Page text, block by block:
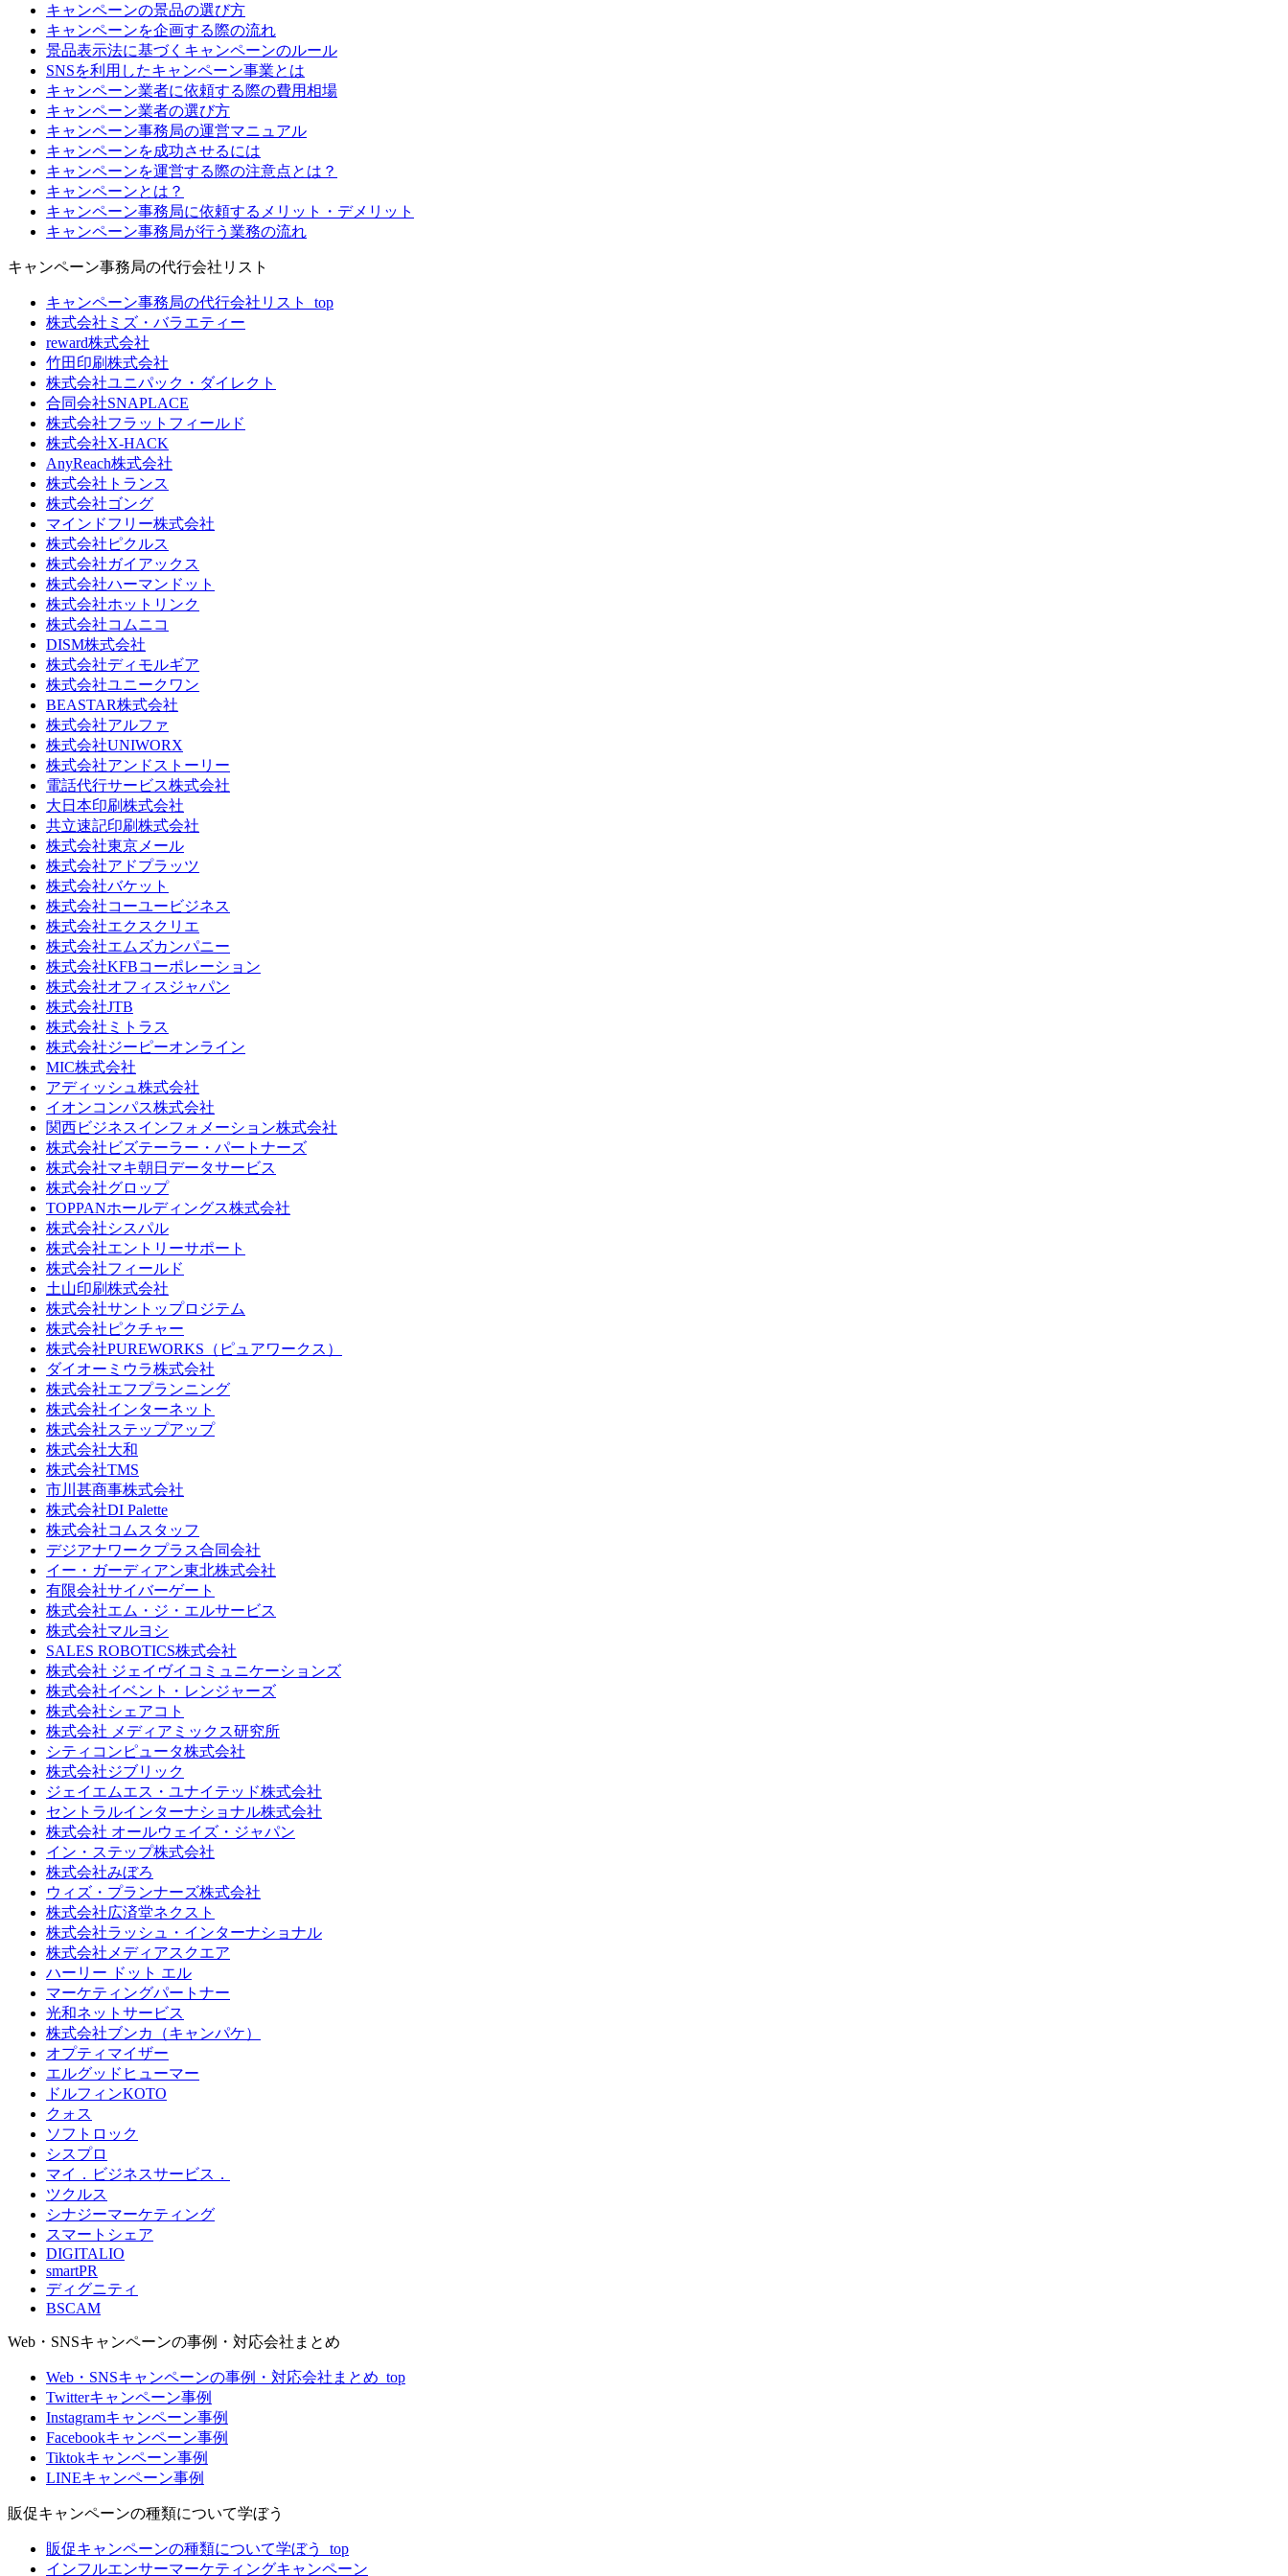
キャンペーンの景品の選び方
キャンペーンを企画する際の流れ
景品表示法に基づくキャンペーンのルール
SNSを利用したキャンペーン事業とは
キャンペーン業者に依頼する際の費用相場
キャンペーン業者の選び方
キャンペーン事務局の運営マニュアル
キャンペーンを成功させるには
キャンペーンを運営する際の注意点とは？
キャンペーンとは？
キャンペーン事務局に依頼するメリット・デメリット
キャンペーン事務局が行う業務の流れ
キャンペーン事務局の代行会社リスト
キャンペーン事務局の代行会社リスト_top
株式会社ミズ・バラエティー
reward株式会社
竹田印刷株式会社
株式会社ユニパック・ダイレクト
合同会社SNAPLACE
株式会社フラットフィールド
株式会社X-HACK
AnyReach株式会社
株式会社トランス
株式会社ゴング
マインドフリー株式会社
株式会社ピクルス
株式会社ガイアックス
株式会社ハーマンドット
株式会社ホットリンク
株式会社コムニコ
DISM株式会社
株式会社ディモルギア
株式会社ユニークワン
BEASTAR株式会社
株式会社アルファ
株式会社UNIWORX
株式会社アンドストーリー
電話代行サービス株式会社
大日本印刷株式会社
共立速記印刷株式会社
株式会社東京メール
株式会社アドプラッツ
株式会社バケット
株式会社コーユービジネス
株式会社エクスクリエ
株式会社エムズカンパニー
株式会社KFBコーポレーション
株式会社オフィスジャパン
株式会社JTB
株式会社ミトラス
株式会社ジーピーオンライン
MIC株式会社
アディッシュ株式会社
イオンコンパス株式会社
関西ビジネスインフォメーション株式会社
株式会社ビズテーラー・パートナーズ
株式会社マキ朝日データサービス
株式会社グロップ
TOPPANホールディングス株式会社
株式会社シスパル
株式会社エントリーサポート
株式会社フィールド
土山印刷株式会社
株式会社サントップロジテム
株式会社ピクチャー
株式会社PUREWORKS（ピュアワークス）
ダイオーミウラ株式会社
株式会社エフプランニング
株式会社インターネット
株式会社ステップアップ
株式会社大和
株式会社TMS
市川甚商事株式会社
株式会社DI Palette
株式会社コムスタッフ
デジアナワークプラス合同会社
イー・ガーディアン東北株式会社
有限会社サイバーゲート
株式会社エム・ジ・エルサービス
株式会社マルヨシ
SALES ROBOTICS株式会社
株式会社 ジェイヴイコミュニケーションズ
株式会社イベント・レンジャーズ
株式会社シェアコト
株式会社 メディアミックス研究所
シティコンピュータ株式会社
株式会社ジブリック
ジェイエムエス・ユナイテッド株式会社
セントラルインターナショナル株式会社
株式会社 オールウェイズ・ジャパン
イン・ステップ株式会社
株式会社みぼろ
ウィズ・プランナーズ株式会社
株式会社広済堂ネクスト
株式会社ラッシュ・インターナショナル
株式会社メディアスクエア
ハーリー ドット エル
マーケティングパートナー
光和ネットサービス
株式会社ブンカ（キャンパケ）
オプティマイザー
エルグッドヒューマー
ドルフィンKOTO
クォス
ソフトロック
シスプロ
マイ．ビジネスサービス．
ツクルス
シナジーマーケティング
スマートシェア
DIGITALIO
smartPR
ディグニティ
BSCAM
Web・SNSキャンペーンの事例・対応会社まとめ
Web・SNSキャンペーンの事例・対応会社まとめ_top
Twitterキャンペーン事例
Instagramキャンペーン事例
Facebookキャンペーン事例
Tiktokキャンペーン事例
LINEキャンペーン事例
販促キャンペーンの種類について学ぼう
販促キャンペーンの種類について学ぼう_top
インフルエンサーマーケティングキャンペーン